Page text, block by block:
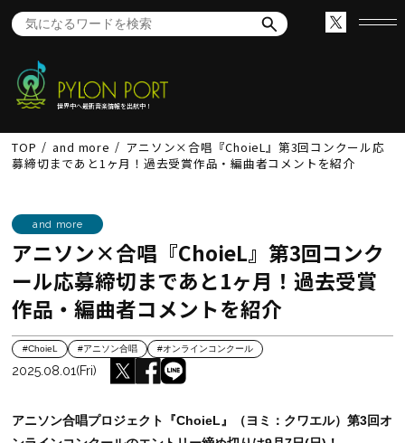
世界中へ最新音楽情報を出航中！
TOP and more
アニソン×合唱『ChoieL』第3回コンクール応
募締切まであと1ヶ月！過去受賞作品・編曲者コメントを紹介
and more
アニソン×合唱『ChoieL』第3回コンク
ール応募締切まであと1ヶ月！過去受賞
作品・編曲者コメントを紹介
#ChoieL #アニソン合唱 #オンラインコンクール
2025.08.01(Fri)
アニソン合唱プロジェクト『ChoieL』（ヨミ：クワエル）第3回オ